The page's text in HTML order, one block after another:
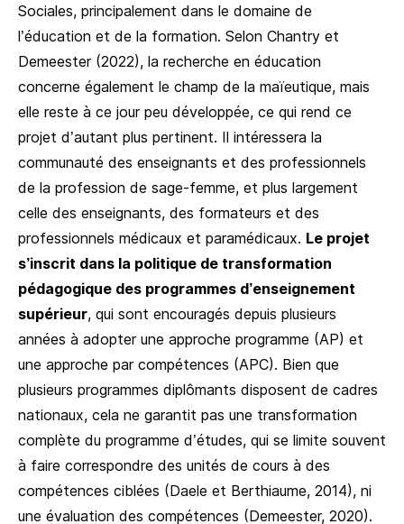
Sociales, principalement dans le domaine de
l’éducation et de la formation. Selon Chantry et
Demeester (2022), la recherche en éducation
concerne également le champ de la maïeutique, mais
elle reste à ce jour peu développée, ce qui rend ce
projet d’autant plus pertinent. Il intéressera la
communauté des enseignants et des professionnels
de la profession de sage-femme, et plus largement
celle des enseignants, des formateurs et des
professionnels médicaux et paramédicaux. Le projet
s’inscrit dans la politique de transformation
pédagogique des programmes d’enseignement
supérieur, qui sont encouragés depuis plusieurs
années à adopter une approche programme (AP) et
une approche par compétences (APC). Bien que
plusieurs programmes diplômants disposent de cadres
nationaux, cela ne garantit pas une transformation
complète du programme d’études, qui se limite souvent
à faire correspondre des unités de cours à des
compétences ciblées (Daele et Berthiaume, 2014), ni
une évaluation des compétences (Demeester, 2020).